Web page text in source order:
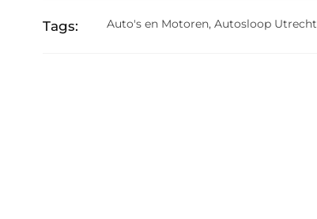
Tags: Auto's en Motoren,Autosloop Utrecht